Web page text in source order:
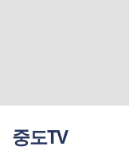
중도TV